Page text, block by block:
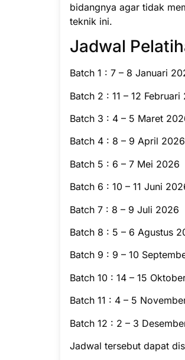
bidangnya agar tidak
teknik ini.
Jadwal
Batch 1 : 7 – 8 Januari
Batch 2 : 11 – 12 Februari
Batch 3 : 4 – 5 Maret
Batch 4 : 8 – 9 April 2026
Batch 5 : 6 – 7 Mei 2026
Batch 6 : 10 – 11 Juni
Batch 7 : 8 – 9 Juli 2026
Batch 8 : 5 – 6 Agustus
Batch 9 : 9 – 10
Batch 10 : 14 – 15
Batch 11 : 4 – 5
Batch 12 : 2 – 3
Jadwal tersebut dapat